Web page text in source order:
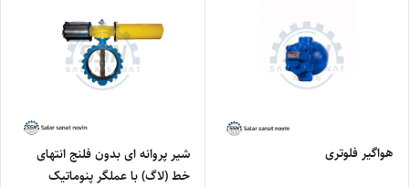
هواگیر فلوتری
شیر پروانه ای بدون فلنج انتهای
خط (لاگ) با عملگر پنوماتیک